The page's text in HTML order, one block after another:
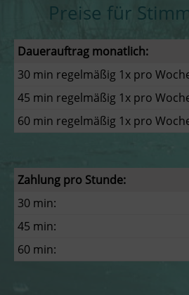
Preise für
Dauerauftrag monatlich:
30 min regelmäßig 1x pro
45 min regelmäßig 1x pro
60 min regelmäßig 1x pro
Zahlung pro Stunde:
30 min:
45 min:
60 min: